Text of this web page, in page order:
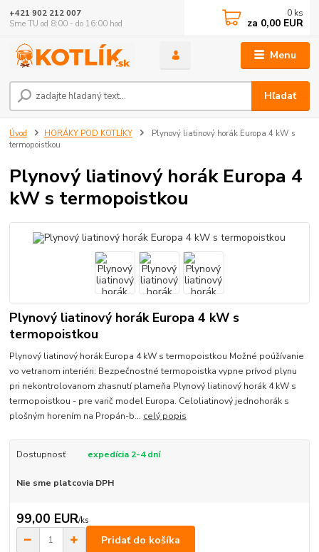
Menu
Hľadať
+421 902 212 007
Sme TU od 8:00 - do 16:00 hod
0 ks
za 0,00 EUR
Úvod HORÁKY POD KOTLÍKY
Plynový liatinový horák Europa 4 kW s
termopoistkou
Plynový liatinový horák Europa 4
kW s termopoistkou
Plynový liatinový horák Europa 4 kW s
termopoistkou
Plynový liatinový horák Europa 4 kW s termopoistkou Možné poúžívanie
vo vetranom interiéri: Bezpečnostné termopoistka vypne prívod plynu
pri nekontrolovanom zhasnutí plameňa Plynový liatinový horák 4 kW s
termopoistkou - pre varič model Europa. Celoliatinový jednohorák s
plošným horením na Propán-b... celý popis
Dostupnosť expedícia 2-4 dní
Nie sme platcovia DPH
99,00 EUR/ks
Pridať do košíka